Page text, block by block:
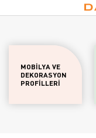
MOBİLYA VE
DEKORASYON
PROFİLLERİ